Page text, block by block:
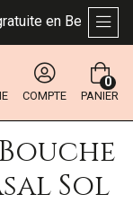
en Belgique
COMPTE PANIER
0
Sol